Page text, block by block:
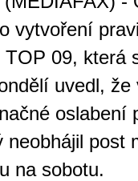
vytvoření
09, která
uvedl, že
oslabení
neobhájil post
na sobotu.
Brno je
zajímavé
restaurace,
kde si
hry. V
nabídku her
pro pravidelné